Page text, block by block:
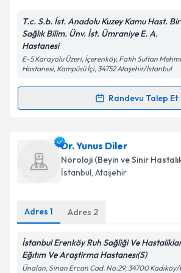
Kişisel verilerimin işlenmesine
Metni
'ni okudum ve kişisel
kapsamda işlenmesini kabul
T.c. S.b. İst. Anadolu Kuzey Kamu Hast.
Sağlık Bilim. Ünv. İst. Ümraniye E. A.
Hastanesi
E-5 Karayolu Üzeri, İçerenköy, Fatih Sultan
Hastanesi, Kampüsü İçi, 34752 Ataşehir/İstanbul
Randevu Talep Et
Randevu Takvimi Talebi
Uzm. Dr. Nurgül Gürgen
oluşturun. Size bu uzmandan randevu
takvim hazırlandığında e-posta ile
Kişisel verilerimin işlenmesine
Metni'ni okudum ve kişisel
Dr. Yunus Diler
Nöroloji (Beyin ve Sinir
İstanbul, Ataşehir
Adres 1 Adres 2
İstanbul Erenköy Ruh Sağliği Ve
Eğıtım Ve Araştirma Hastanesı(S)
Ünalan, Sinan Ercan Cad. No:29, 34700